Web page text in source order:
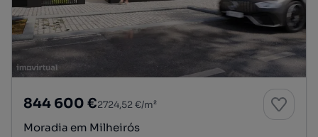
844 600 €2724,52 €/m²
Moradia em Milheirós